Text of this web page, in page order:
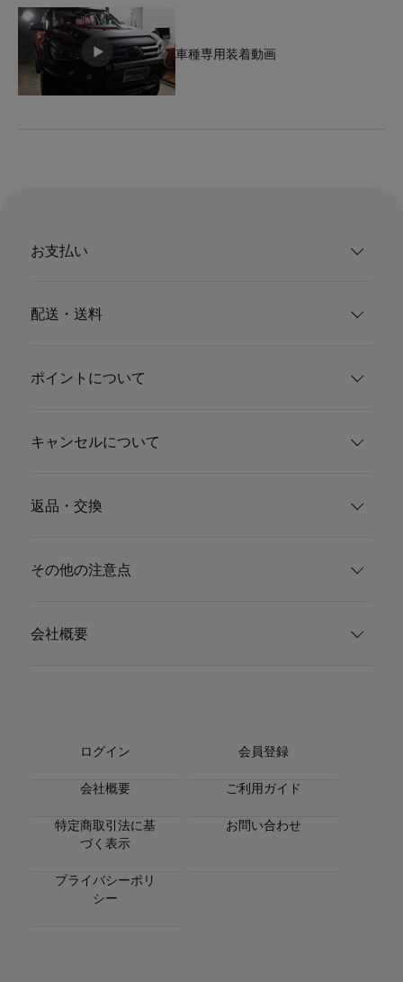
車種専用装着動画
お支払い
配送・送料
ポイントについて
キャンセルについて
返品・交換
その他の注意点
会社概要
ログイン 会員登録
会社概要 ご利用ガイド
特定商取引法に基
づく表示
お問い合わせ
プライバシーポリ
シー